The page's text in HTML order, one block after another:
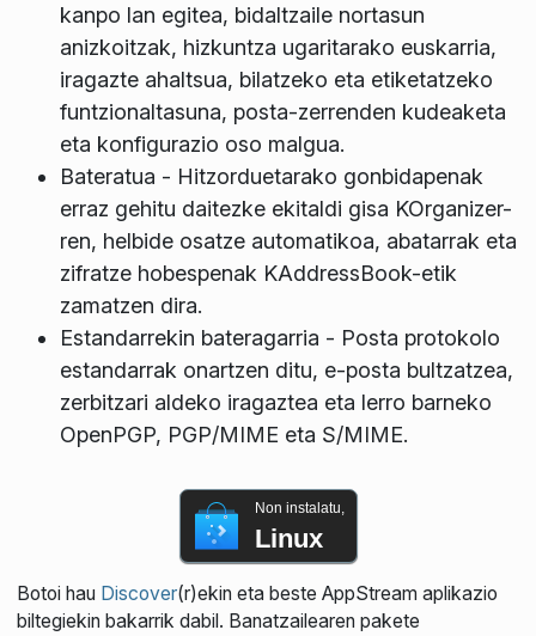
kanpo lan egitea, bidaltzaile nortasun
anizkoitzak, hizkuntza ugaritarako euskarria,
iragazte ahaltsua, bilatzeko eta etiketatzeko
funtzionaltasuna, posta-zerrenden kudeaketa
eta konfigurazio oso malgua.
Bateratua - Hitzorduetarako gonbidapenak
erraz gehitu daitezke ekitaldi gisa KOrganizer-
ren, helbide osatze automatikoa, abatarrak eta
zifratze hobespenak KAddressBook-etik
zamatzen dira.
Estandarrekin bateragarria - Posta protokolo
estandarrak onartzen ditu, e-posta bultzatzea,
zerbitzari aldeko iragaztea eta lerro barneko
OpenPGP, PGP/MIME eta S/MIME.
Non instalatu,
Linux
Botoi hau Discover(r)ekin eta beste AppStream aplikazio
biltegiekin bakarrik dabil. Banatzailearen pakete